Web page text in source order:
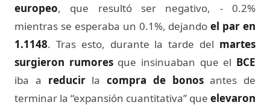
europeo, que resultó ser negativo, - 0.2%
mientras se esperaba un 0.1%, dejandoel par en
1.1148. Tras esto, durante la tarde del martes
surgieron rumoresque insinuaban que el BCE
iba a reducirla compra de bonosantes de
terminar la “expansión cuantitativa” que elevaron